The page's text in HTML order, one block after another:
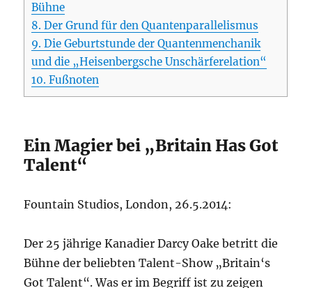
Bühne
8. Der Grund für den Quantenparallelismus
9. Die Geburtstunde der Quantenmenchanik
und die „Heisenbergsche Unschärferelation“
10. Fußnoten
Ein Magier bei „Britain Has Got
Talent“
Fountain Studios, London, 26.5.2014:
Der 25 jährige Kanadier Darcy Oake betritt die
Bühne der beliebten Talent-Show „Britain‘s
Got Talent“. Was er im Begriff ist zu zeigen